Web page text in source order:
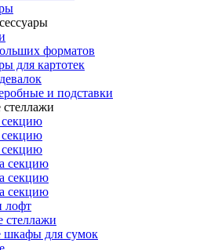
форматов
для картотек
и подставки
секцию
секцию
секцию
секцию
секцию
секцию
лофт
стеллажи
шкафы для сумок